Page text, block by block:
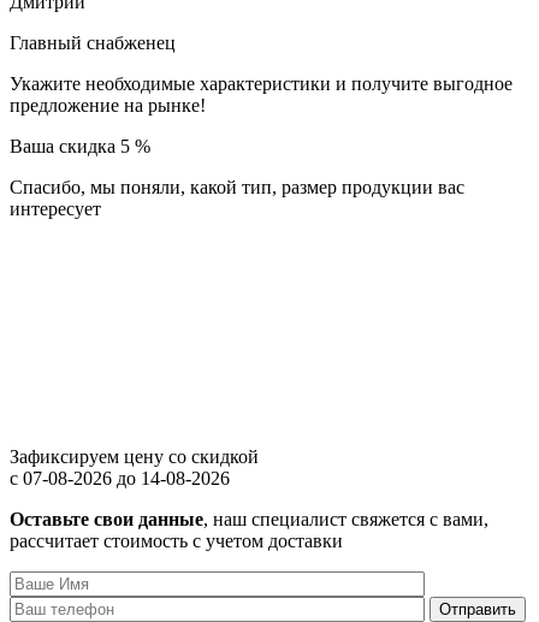
Главный снабженец
Укажите необходимые характеристики и получите выгодное
предложение на рынке!
Ваша скидка 5 %
Спасибо, мы поняли, какой тип, размер продукции вас
интересует
Зафиксируем цену со скидкой
с 07-08-2026 до 14-08-2026
Оставьте свои данные, наш специалист свяжется с вами,
рассчитает стоимость с учетом доставки